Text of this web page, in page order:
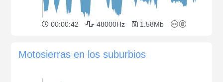
00:00:42 48000Hz 1.58Mb
Motosierras en los suburbios